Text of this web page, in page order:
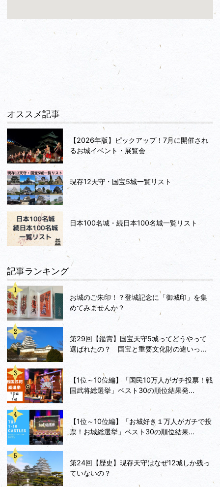
オススメ記事
【2026年版】ピックアップ！7月に開催され
るお城イベント・展覧会
現存12天守・国宝5城一覧リスト
日本100名城・続日本100名城一覧リスト
記事ランキング
お城のご朱印！？登城記念に「御城印」を集
めてみませんか？
第29回【鑑賞】国宝天守5城ってどうやって
選ばれたの？ 国宝と重要文化財の違いっ...
【1位～10位編】「国民10万人がガチ投票！戦
国武将総選挙」ベスト30の順位結果発...
【1位～10位編】「お城好き１万人がガチで投
票！お城総選挙」ベスト30の順位結果...
第24回【歴史】現存天守はなぜ12城しか残っ
ていないの？